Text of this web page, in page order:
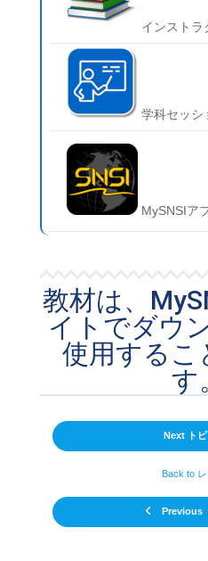
インストラ
学科セッシ
MySNSIア
教材は、
イトでダウ
使用するこ
す
Previous
Back to
Next トピ